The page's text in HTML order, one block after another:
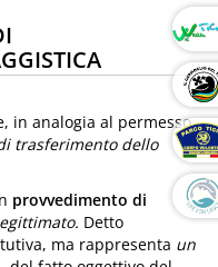
in analogia al permesso
trasferimento dello
provvedimento di
Detto
ma rappresenta un